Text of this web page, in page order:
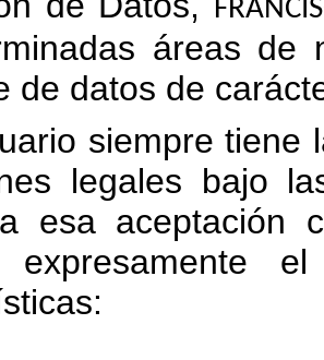
áreas de
de datos de
siempre tiene
legales bajo
esa aceptación
expresamente